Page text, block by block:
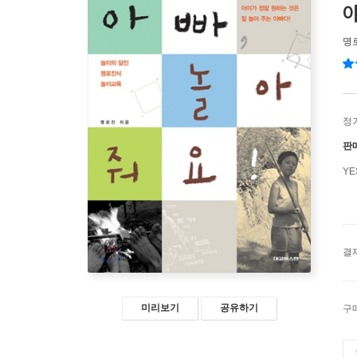
미리보기 공유하기
명
정
판
결
구